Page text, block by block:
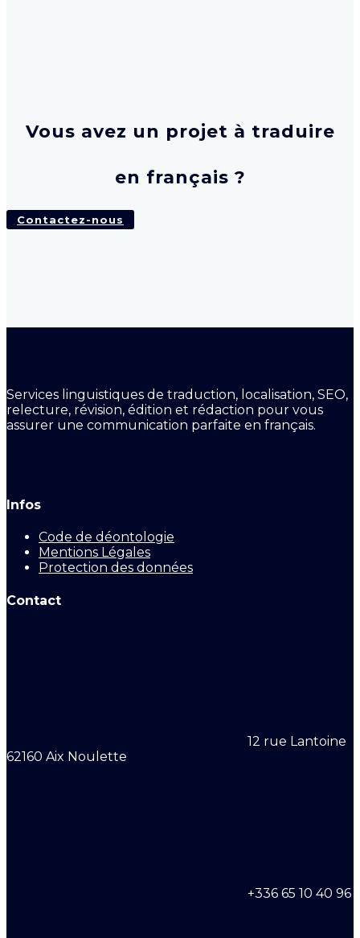
Vous avez un projet à traduire
en français ?
Contactez-nous
Services linguistiques de traduction, localisation, SEO,
relecture, révision, édition et rédaction pour vous
assurer une communication parfaite en français.
Infos
Code de déontologie
Mentions Légales
Protection des données
Contact
12 rue Lantoine
62160 Aix Noulette
+336 65 10 40 96